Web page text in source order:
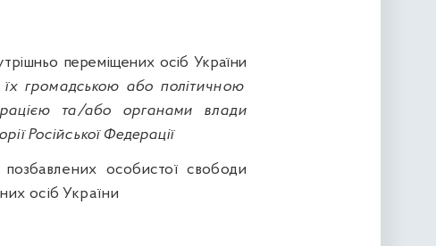
переміщених осіб України
їх громадською або політичною
та/або органами влади
Російської Федерації
особистої свободи
осіб України